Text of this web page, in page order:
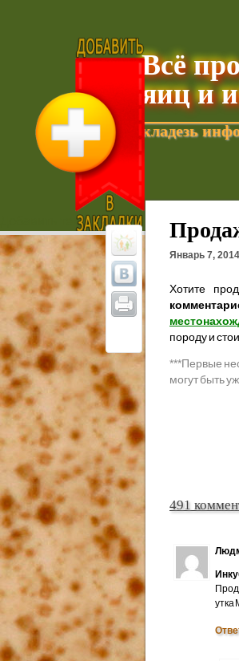
Всё
яиц и
кладезь
Добавить текущую страницу в
Январь 7,
Хотите
породу и
***Первые
могут быть
491
утка